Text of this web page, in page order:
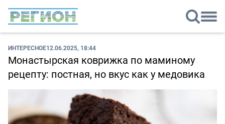
ИНТЕРЕСНОЕ12.06.2025, 18:44
Монастырская коврижка по маминому
рецепту: постная, но вкус как у медовика